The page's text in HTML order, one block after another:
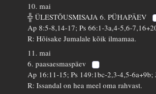
10. mai
╬ ÜLESTÕUSMISAJA 6. PÜHAPÄEV
Ap 8:5-8,14-17; Ps 66:1-3a,4-5,6-
R: Hõisake Jumalale kõik ilmamaa.
11. mai
6. paasaesmaspäev
Ap 16:11-15; Ps 149:1bc-2,3-4,5-6a+9b;
R: Issandal on hea meel oma rahvast.